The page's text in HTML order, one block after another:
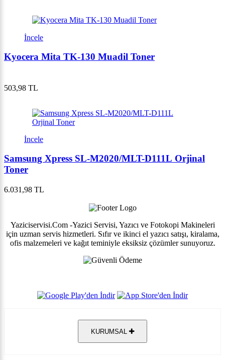
İncele
Kyocera Mita TK-130 Muadil Toner
503,98 TL
İncele
Samsung Xpress SL-M2020/MLT-D111L Orjinal
Toner
6.031,98 TL
Yaziciservisi.Com -Yazici Servisi, Yazıcı ve Fotokopi Makineleri
için uzman servis hizmetleri. Sıfır ve ikinci el yazıcı satışı, kiralama,
ofis malzemeleri ve kağıt teminiyle eksiksiz çözümler sunuyoruz.
KURUMSAL